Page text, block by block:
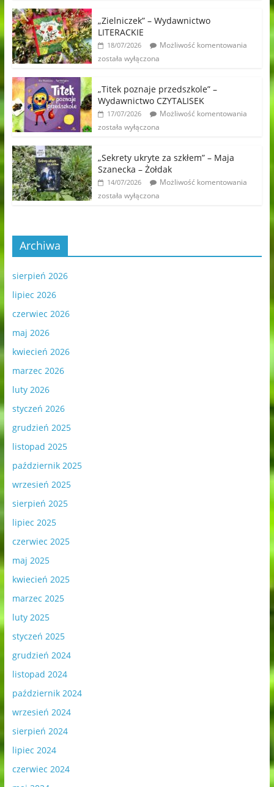
„Zielniczek” – Wydawnictwo
LITERACKIE
18/07/2026
Możliwość komentowania
została wyłączona
„Titek poznaje przedszkole” –
Wydawnictwo CZYTALISEK
17/07/2026
Możliwość komentowania
została wyłączona
„Sekrety ukryte za szkłem” – Maja
Szanecka – Żołdak
14/07/2026
Możliwość komentowania
została wyłączona
Archiwa
sierpień 2026
lipiec 2026
czerwiec 2026
maj 2026
kwiecień 2026
marzec 2026
luty 2026
styczeń 2026
grudzień 2025
listopad 2025
październik 2025
wrzesień 2025
sierpień 2025
lipiec 2025
czerwiec 2025
maj 2025
kwiecień 2025
marzec 2025
luty 2025
styczeń 2025
grudzień 2024
listopad 2024
październik 2024
wrzesień 2024
sierpień 2024
lipiec 2024
czerwiec 2024